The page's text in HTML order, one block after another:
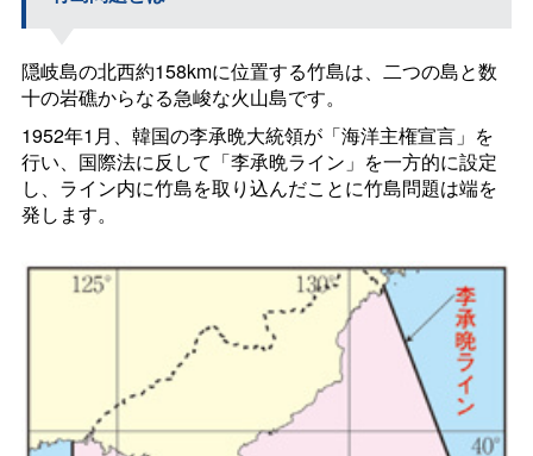
隠岐島の北西約158kmに位置する竹島は、二つの島と数
十の岩礁からなる急峻な火山島です。
1952年1月、韓国の李承晩大統領が「海洋主権宣言」を
行い、国際法に反して「李承晩ライン」を一方的に設定
し、ライン内に竹島を取り込んだことに竹島問題は端を
発します。